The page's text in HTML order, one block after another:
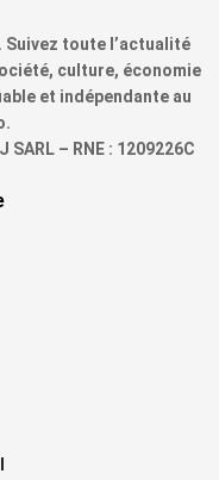
toute l’actualité
culture, économie
et indépendante au
– RNE : 1209226C